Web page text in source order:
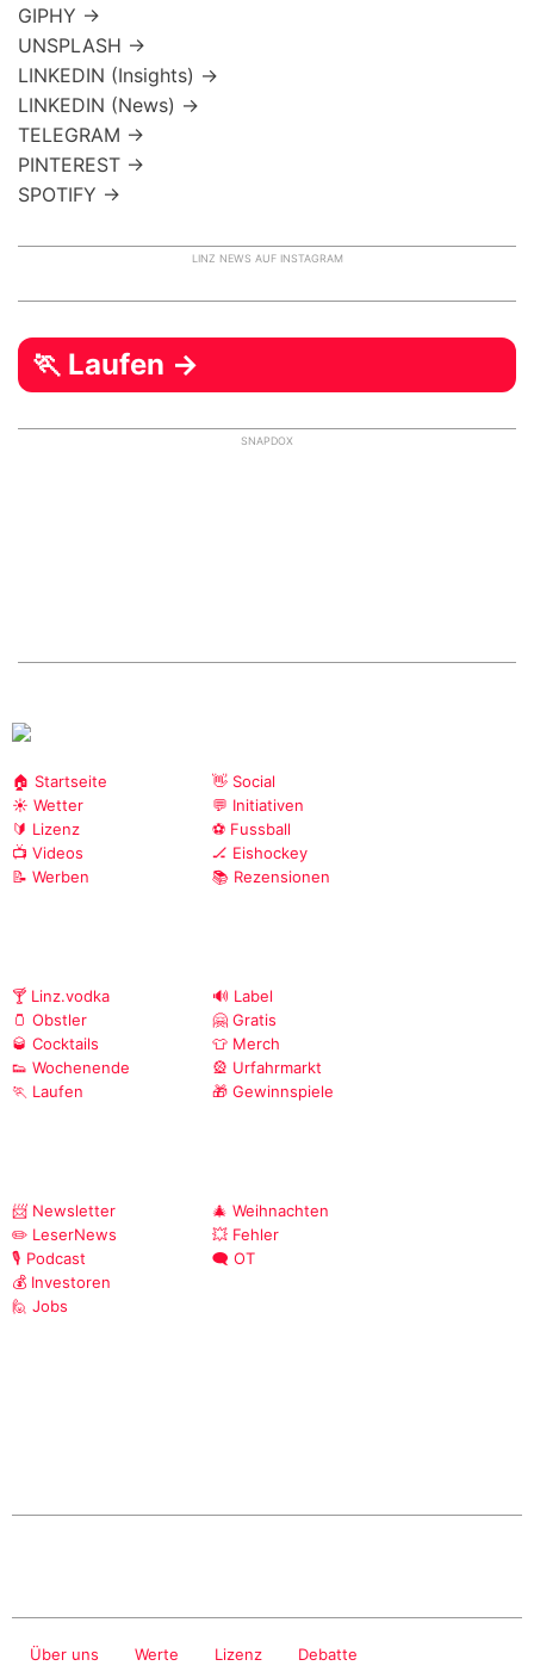
GIPHY →
UNSPLASH →
LINKEDIN (Insights) →
LINKEDIN (News) →
TELEGRAM →
PINTEREST →
SPOTIFY →
LINZ NEWS AUF INSTAGRAM
🏃 Laufen →
SNAPDOX
🏠 Startseite
☀️ Wetter
🔰 Lizenz
📺 Videos
📝 Werben
👋 Social
💬 Initiativen
⚽ Fussball
🏒 Eishockey
📚 Rezensionen
🍸 Linz.vodka
🫙 Obstler
🥃 Cocktails
👟 Wochenende
🏃 Laufen
🔊 Label
🤗 Gratis
👕 Merch
🎡 Urfahrmarkt
🎁 Gewinnspiele
📨 Newsletter
✏️ LeserNews
🎙️ Podcast
💰 Investoren
🙋 Jobs
🎄 Weihnachten
💥 Fehler
🗨️ OT
Über uns Werte Lizenz Debatte